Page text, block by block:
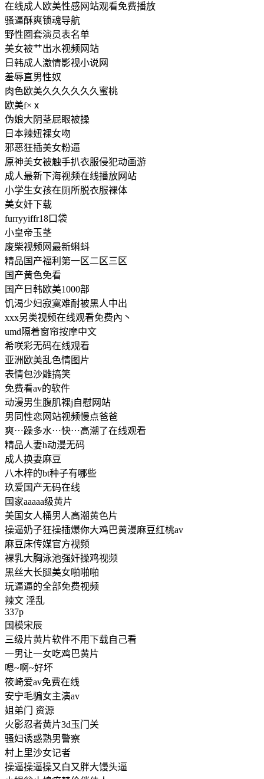
在线成人欧美性感网站观看免费播放
骚逼酥爽锁魂导航
野性圈套演员表名单
美女被艹出水视频网站
日韩成人激情影视小说网
羞辱直男性奴
肉色欧美久久久久久久蜜桃
欧美f×ⅹ
伪娘大阴茎屁眼被操
日本辣妞裸女吻
邪恶狂插美女粉逼
原神美女被触手扒衣服侵犯动画游
成人最新下海视频在线播放网站
小学生女孩在厕所脱衣服裸体
美女奸下载
furryyiffr18口袋
小皇帝玉茎
废柴视频网最新蝌蚪
精品国产福利第一区二区三区
国产黄色免看
国产日韩欧美1000部
饥渴少妇寂寞难耐被黑人中出
xxx另类视频在线观看免费內丶
umd隔着窗帘按摩中文
希咲彩无码在线观看
亚洲欧美乱色情图片
表情包沙雕搞笑
免费看av的软件
动漫男生腹肌裸j自慰网站
男同性恋网站视频慢点爸爸
爽⋯躁多水⋯快⋯高潮了在线观看
精品人妻h动漫无码
成人换妻麻豆
八木梓的bt种子有哪些
玖爱国产无码在线
国家aaaaa级黄片
美国女人桶男人高潮黄色片
操逼奶子狂操插爆你大鸡巴黄漫麻豆红桃av
麻豆床传媒官方视频
裸乳大胸泳池强奸操鸡视频
黑丝大长腿美女啪啪啪
玩逼逼的全部免费视频
辣文 淫乱
337p
国模宋辰
三级片黄片软件不用下载自己看
一男让一女吃鸡巴黄片
嗯~啊~好坏
筱崎爱av免费在线
安宁毛骗女主演av
姐弟门 资源
火影忍者黄片3d玉门关
骚妇诱惑熟男警察
村上里沙女记者
操逼操逼操又白又胖大馒头逼